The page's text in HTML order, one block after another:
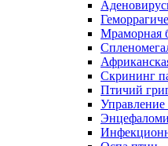
Мраморная
Скрининг
Птичий
Управление